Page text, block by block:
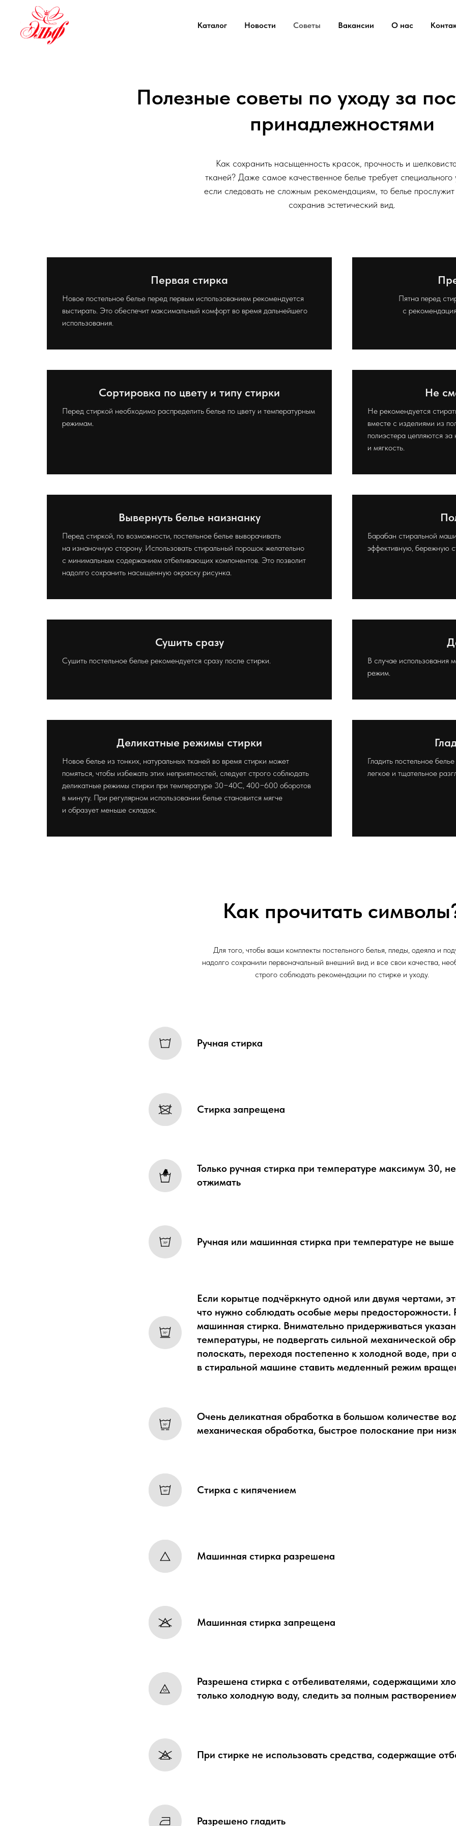
Каталог Новости Советы Вакансии О нас
Полезные советы по уходу за
принадлежностями
Как сохранить насыщенность красок, прочность и
тканей? Даже самое качественное белье требует специального
если следовать не сложным рекомендациям, то белье прослужит
сохранив эстетический вид.
Первая стирка
Новое постельное белье перед первым использованием рекомендуется
выстирать. Это обеспечит максимальный комфорт во время дальнейшего
использования.
Пятна перед
с
Сортировка по цвету и типу стирки
Перед стиркой необходимо распределить белье по цвету и температурным
режимам.
Не
Не рекомендуется
вместе с изделиями из
полиэстера цепляются
и мягкость.
Вывернуть белье наизнанку
Перед стиркой, по возможности, постельное белье выворачивать
на изнаночную сторону. Использовать стиральный порошок желательно
с минимальным содержанием отбеливающих компонентов. Это позволит
надолго сохранить насыщенную окраску рисунка.
Барабан стиральной
эффективную, бережную
Сушить сразу
Сушить постельное белье рекомендуется сразу после стирки.
В случае использования
режим.
Деликатные режимы стирки
Новое белье из тонких, натуральных тканей во время стирки может
помяться, чтобы избежать этих неприятностей, следует строго соблюдать
деликатные режимы стирки при температуре 30−40С, 400−600 оборотов
в минуту. При регулярном использовании белье становится мягче
и образует меньше складок.
Гладить постельное
легкое и тщательное
Как прочитать
Для того, чтобы ваши комплекты постельного белья, пледы, одеяла и
надолго сохранили первоначальный внешний вид и все свои качества,
строго соблюдать рекомендации по стирке и уходу.
Ручная стирка
Стирка запрещена
Только ручная стирка при температуре максимум 30,
отжимать
Ручная или машинная стирка при температуре не выше
Если корытце подчёркнуто одной или двумя чертами,
что нужно соблюдать особые меры предосторожности.
машинная стирка. Внимательно придерживаться
температуры, не подвергать сильной механической
полоскать, переходя постепенно к холодной воде, при
в стиральной машине ставить медленный режим
Очень деликатная обработка в большом количестве
механическая обработка, быстрое полоскание при
Стирка с кипячением
Машинная стирка разрешена
Машинная стирка запрещена
Разрешена стирка с отбеливателями, содержащими
только холодную воду, следить за полным
При стирке не использовать средства, содержащие
Разрешено гладить